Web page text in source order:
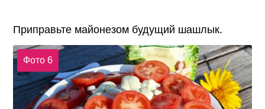
Приправьте майонезом будущий шашлык.
Фото 6